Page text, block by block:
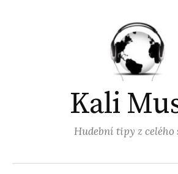
Kali
Hudební tipy z celého